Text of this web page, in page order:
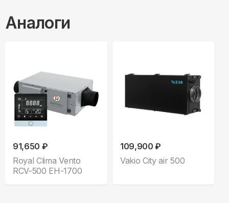
Аналоги
91,650 ₽
Royal Clima Vento
RCV-500 EH-1700
109,900 ₽
Vakio City air 500